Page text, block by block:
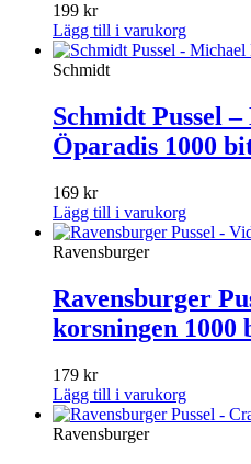
199 kr
Lägg till i varukorg
Schmidt
Schmidt Pussel
Öparadis 1000
169 kr
Lägg till i varukorg
Ravensburger
Ravensburger
korsningen 1000
179 kr
Lägg till i varukorg
Ravensburger